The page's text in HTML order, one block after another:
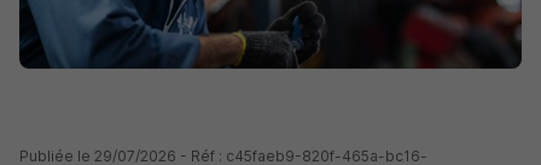
Publiée le 29/07/2026 - Réf : c45faeb9-820f-465a-bc16-